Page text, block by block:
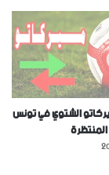
الشتوي في تونس